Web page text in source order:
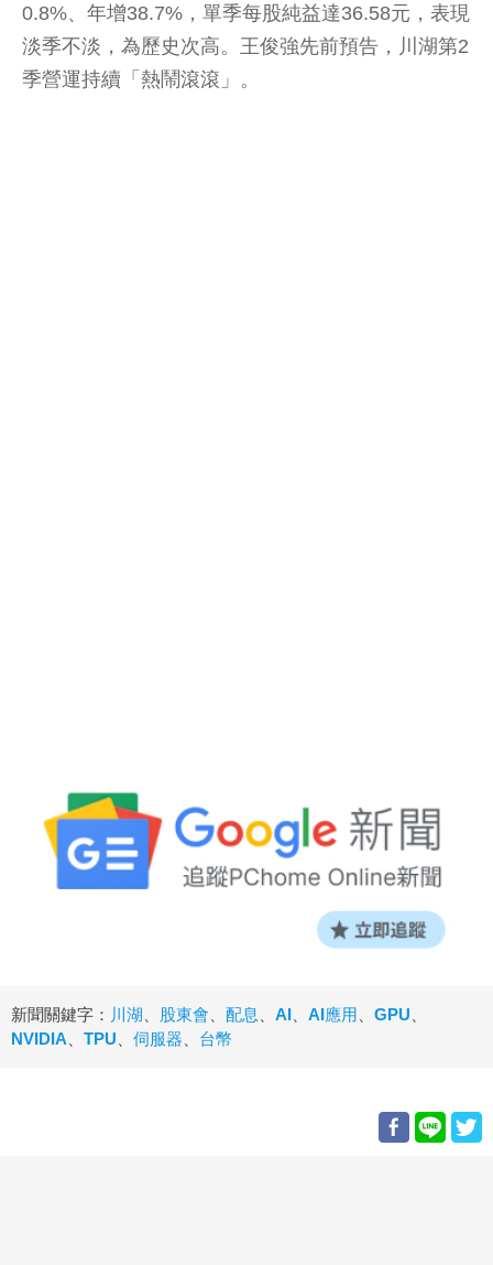
0.8%、年增38.7%，單季每股純益達36.58元，表現
淡季不淡，為歷史次高。王俊強先前預告，川湖第2
季營運持續「熱鬧滾滾」。
新聞關鍵字： 川湖 股東會 配息 AI AI應用 GPU
NVIDIA
TPU 伺服器 台幣